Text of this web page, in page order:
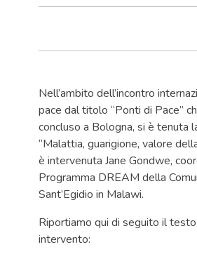
Nell’ambito dell’incontro
pace dal titolo “Ponti di Pace”
concluso a Bologna, si è tenuta
“Malattia, guarigione, valore
è intervenuta Jane Gondwe,
Programma DREAM della
Sant’Egidio in Malawi.
Riportiamo qui di seguito il
intervento: